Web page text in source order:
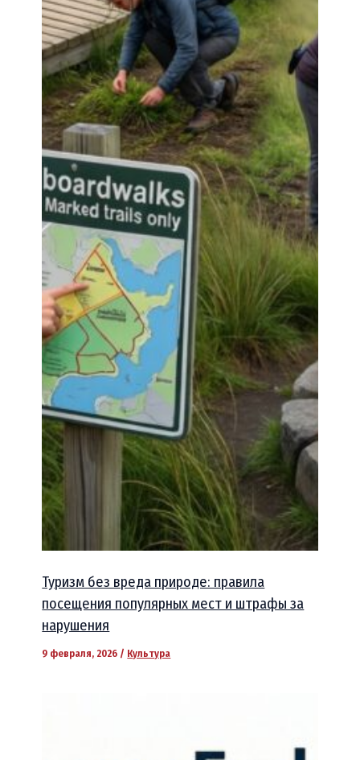
Туризм без вреда природе: правила
посещения популярных мест и штрафы за
нарушения
9 февраля, 2026 / Культура